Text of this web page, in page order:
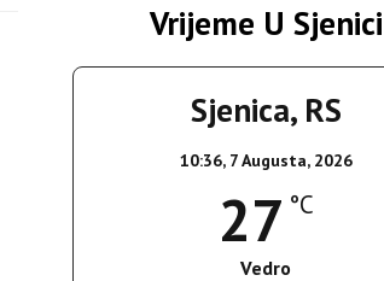
Vrijeme U Sjenici
Sjenica, RS
10:36, 7 Augusta, 2026
27 °C
Vedro